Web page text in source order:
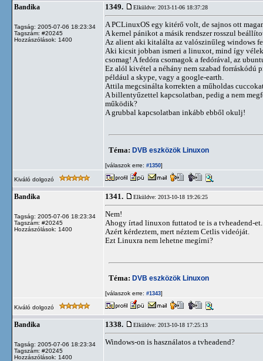
Bandika
Tagság: 2005-07-06 18:23:34
Tagszám: #20245
Hozzászólások: 1400
1349. Elküldve: 2013-11-06 18:37:28
A PCLinuxOS egy kitérő volt, de sajnos ott
A kernel pánikot a másik rendszer rosszul
Az alient aki kitalálta az valószinűleg windows
Aki kicsit jobban ismeri a linuxot, mind így
csomag! A fedóra csomagok a fedórával, az
Ez alól kivétel a néhány nem szabad forráskódú
például a skype, vagy a google-earth.
Attila megcsinálta korrekten a műholdas
A billentyűzettel kapcsolatban, pedig a nem
működik?
A grubbal kapcsolatban inkább ebből okulj!
Téma: DVB eszközök Linuxon
[válaszok erre: #1350]
Kiváló dolgozó
Bandika
Tagság: 2005-07-06 18:23:34
Tagszám: #20245
Hozzászólások: 1400
1341. Elküldve: 2013-10-18 19:26:25
Nem!
Ahogy írtad linuxon futtatod te is a tvheadend-et.
Azért kérdeztem, mert néztem Cetlis videóját.
Ezt Linuxra nem lehetne megírni?
Téma: DVB eszközök Linuxon
[válaszok erre: #1343]
Kiváló dolgozó
Bandika
Tagság: 2005-07-06 18:23:34
Tagszám: #20245
Hozzászólások: 1400
1338. Elküldve: 2013-10-18 17:25:13
Windows-on is használatos a tvheadend?